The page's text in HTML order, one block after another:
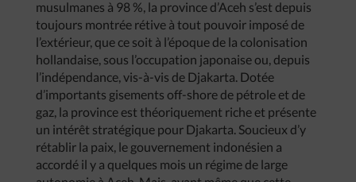
musulmanes à 98 %, la province d’Aceh s’est depuis
toujours montrée rétive à tout pouvoir imposé de
l’extérieur, que ce soit à l’époque de la colonisation
hollandaise, sous l’occupation japonaise ou, depuis
l’indépendance, vis-à-vis de Djakarta. Dotée
d’importants gisements off-shore de pétrole et de
gaz, la province est théoriquement riche et présente
un intérêt stratégique pour Djakarta. Soucieux d’y
rétablir la paix, le gouvernement indonésien a
accordé il y a quelques mois un régime de large